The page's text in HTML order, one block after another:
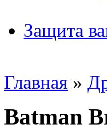
Защита
Главная »
Batman